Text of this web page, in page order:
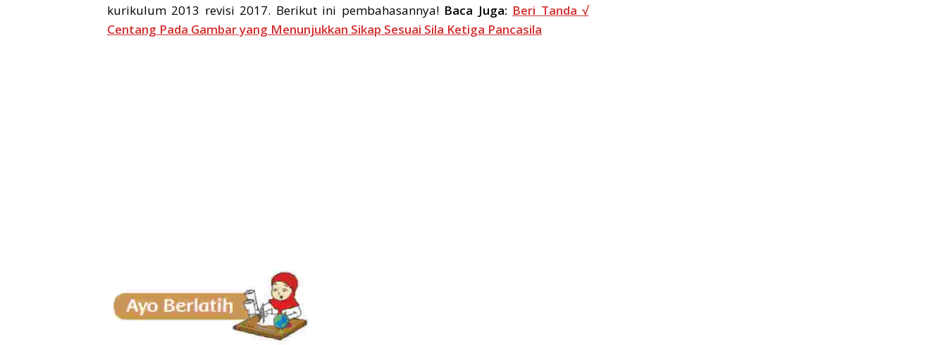
kurikulum 2013 revisi 2017. Berikut ini pembahasannya! Baca Juga: Beri Tanda √
Centang Pada Gambar yang Menunjukkan Sikap Sesuai Sila Ketiga Pancasila